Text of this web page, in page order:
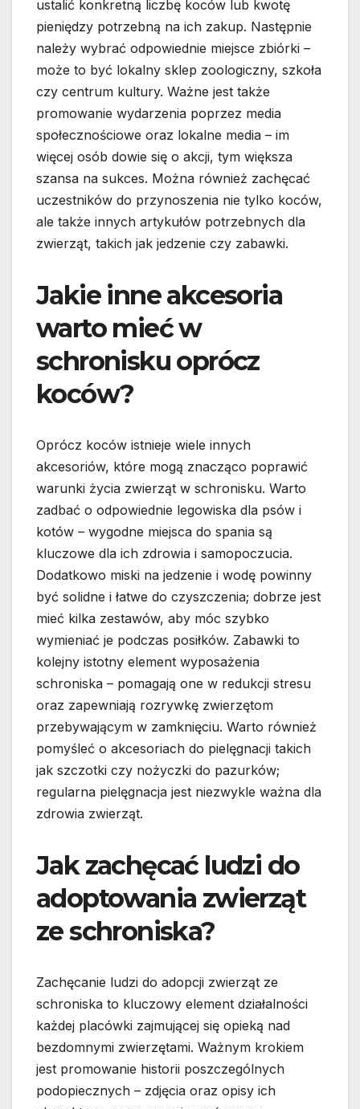
ustalić konkretną liczbę koców lub kwotę
pieniędzy potrzebną na ich zakup. Następnie
należy wybrać odpowiednie miejsce zbiórki –
może to być lokalny sklep zoologiczny, szkoła
czy centrum kultury. Ważne jest także
promowanie wydarzenia poprzez media
społecznościowe oraz lokalne media – im
więcej osób dowie się o akcji, tym większa
szansa na sukces. Można również zachęcać
uczestników do przynoszenia nie tylko koców,
ale także innych artykułów potrzebnych dla
zwierząt, takich jak jedzenie czy zabawki.
Jakie inne akcesoria
warto mieć w
schronisku oprócz
koców?
Oprócz koców istnieje wiele innych
akcesoriów, które mogą znacząco poprawić
warunki życia zwierząt w schronisku. Warto
zadbać o odpowiednie legowiska dla psów i
kotów – wygodne miejsca do spania są
kluczowe dla ich zdrowia i samopoczucia.
Dodatkowo miski na jedzenie i wodę powinny
być solidne i łatwe do czyszczenia; dobrze jest
mieć kilka zestawów, aby móc szybko
wymieniać je podczas posiłków. Zabawki to
kolejny istotny element wyposażenia
schroniska – pomagają one w redukcji stresu
oraz zapewniają rozrywkę zwierzętom
przebywającym w zamknięciu. Warto również
pomyśleć o akcesoriach do pielęgnacji takich
jak szczotki czy nożyczki do pazurków;
regularna pielęgnacja jest niezwykle ważna dla
zdrowia zwierząt.
Jak zachęcać ludzi do
adoptowania zwierząt
ze schroniska?
Zachęcanie ludzi do adopcji zwierząt ze
schroniska to kluczowy element działalności
każdej placówki zajmującej się opieką nad
bezdomnymi zwierzętami. Ważnym krokiem
jest promowanie historii poszczególnych
podopiecznych – zdjęcia oraz opisy ich